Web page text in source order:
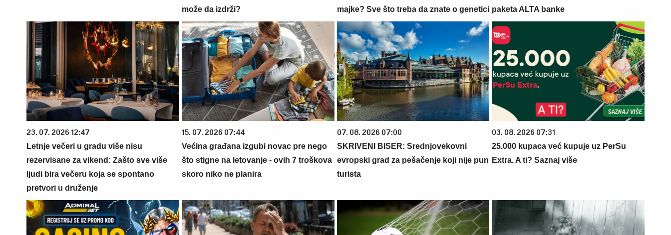
može da izdrži?
majke? Sve što treba da znate o genetici paketa ALTA banke
23. 07. 2026 12:47
Letnje večeri u gradu više nisu
rezervisane za vikend: Zašto sve više
ljudi bira večeru koja se spontano
pretvori u druženje
15. 07. 2026 07:44
Većina građana izgubi novac pre nego
što stigne na letovanje - ovih 7 troškova
skoro niko ne planira
07. 08. 2026 07:00
SKRIVENI BISER: Srednjovekovni
evropski grad za pešačenje koji nije pun
turista
03. 08. 2026 07:31
25.000 kupaca već kupuje uz PerSu
Extra. A ti? Saznaj više